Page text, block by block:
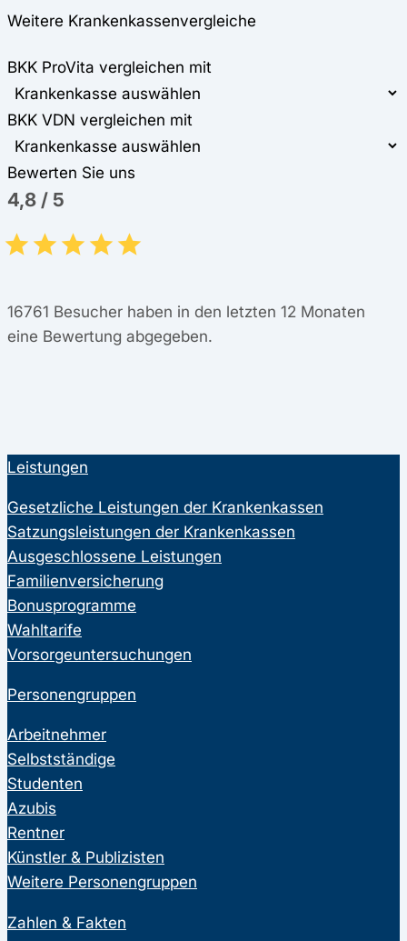
Weitere Krankenkassenvergleiche
BKK ProVita vergleichen mit
BKK VDN vergleichen mit
Bewerten Sie uns
4,8 / 5
16761 Besucher haben in den letzten 12 Monaten
eine Bewertung abgegeben.
Leistungen
Gesetzliche Leistungen der Krankenkassen
Satzungsleistungen der Krankenkassen
Ausgeschlossene Leistungen
Familienversicherung
Bonusprogramme
Wahltarife
Vorsorgeuntersuchungen
Personengruppen
Arbeitnehmer
Selbstständige
Studenten
Azubis
Rentner
Künstler & Publizisten
Weitere Personengruppen
Zahlen & Fakten